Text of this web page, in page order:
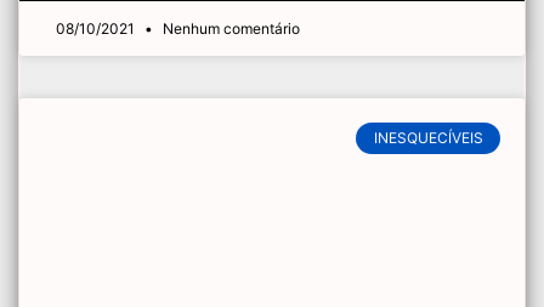
08/10/2021 Nenhum comentário
INESQUECÍVEIS